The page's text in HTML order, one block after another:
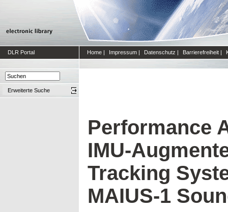
DLR Portal Home | Impressum | Datenschutz | Barrierefreiheit |
Erweiterte Suche
Performance
IMU-
Tracking
MAIUS-1